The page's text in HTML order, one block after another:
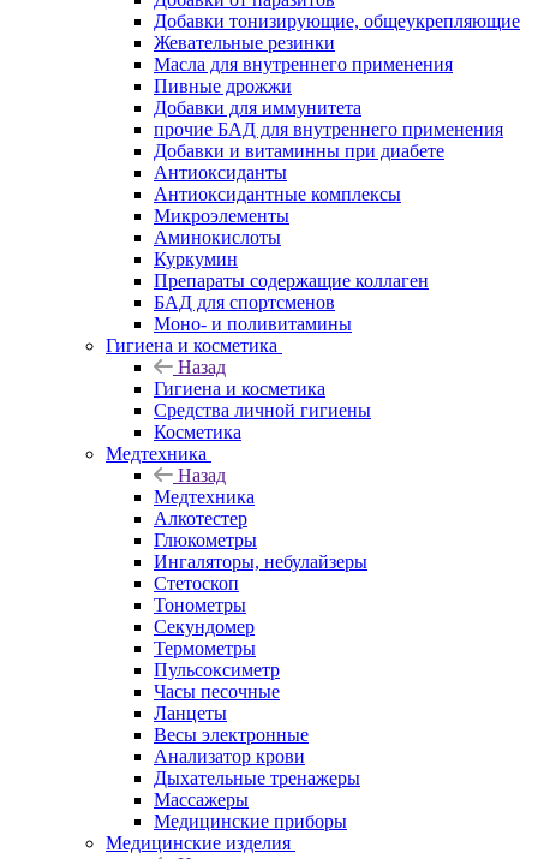
Добавки тонизирующие, общеукрепляющие
Жевательные резинки
Масла для внутреннего применения
Пивные дрожжи
Добавки для иммунитета
прочие БАД для внутреннего применения
Добавки и витаминны при диабете
Антиоксиданты
Антиоксидантные комплексы
Микроэлементы
Аминокислоты
Куркумин
Препараты содержащие коллаген
БАД для спортсменов
Моно- и поливитамины
Гигиена и косметика
Назад
Гигиена и косметика
Средства личной гигиены
Косметика
Медтехника
Назад
Медтехника
Алкотестер
Глюкометры
Ингаляторы, небулайзеры
Стетоскоп
Тонометры
Секундомер
Термометры
Пульсоксиметр
Часы песочные
Ланцеты
Весы электронные
Анализатор крови
Дыхательные тренажеры
Массажеры
Медицинские приборы
Медицинские изделия